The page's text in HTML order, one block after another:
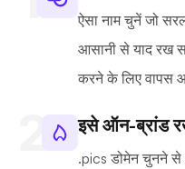
ऐसा नाम चुनें जो
आसानी से याद रख
करने के लिए वापस
इसे ऑन-ब्रांड
.pics डोमेन चुनने